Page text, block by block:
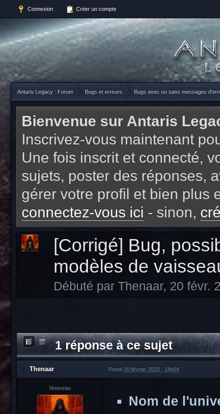
Connexion Créer un compte
Antaris Legacy : Forum Bugs et erreurs Bugs avec ou sans messages
Bienvenue sur Antaris
Inscrivez-vous maintenant
Une fois inscrit et connecté,
sujets, poster des réponses,
gérer votre profil et bien plus
connectez-vous ici - sinon,
[Corrigé] Bug,
modèles de
Débuté par Thenaar, 20 févr.
1 réponse à ce sujet
Thenaar Posté 20 février 2020 - 14h04
Nouveau
Nom de